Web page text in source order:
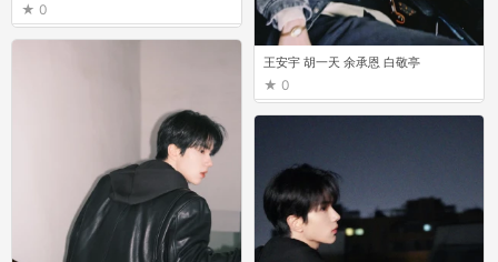
0
王安宇 胡一天 余承恩 白敬亭
0